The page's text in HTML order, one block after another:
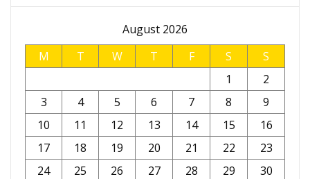
August 2026
M
T W T F S
S
1
2
3
4 5 6 7 8
9
10
11 12 13 14 15
16
17
18 19 20 21 22
23
24
25 26 27 28 29
30